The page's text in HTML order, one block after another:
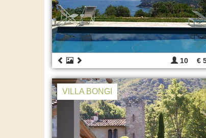
10 €
VILLA BONGI